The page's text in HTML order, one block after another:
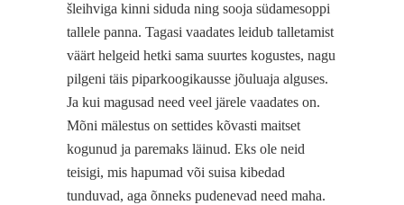
šleihviga kinni siduda ning sooja südamesoppi
tallele panna. Tagasi vaadates leidub talletamist
väärt helgeid hetki sama suurtes kogustes, nagu
pilgeni täis piparkoogikausse jõuluaja alguses.
Ja kui magusad need veel järele vaadates on.
Mõni mälestus on settides kõvasti maitset
kogunud ja paremaks läinud. Eks ole neid
teisigi, mis hapumad või suisa kibedad
tunduvad, aga õnneks pudenevad need maha.